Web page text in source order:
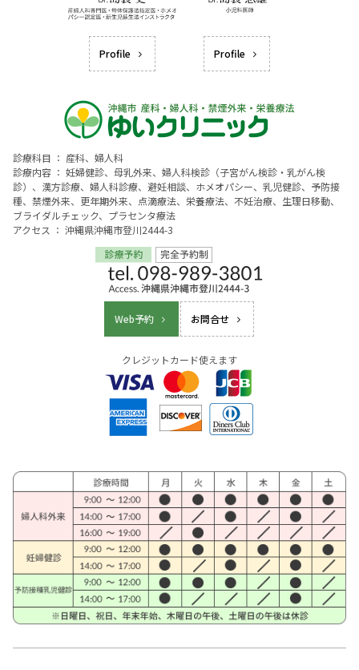
Profile Profile
診療科目 ： 産科、婦人科
診療内容 ： 妊婦健診、母乳外来、婦人科検診（子宮がん検診・乳がん検
診）、漢方診療、婦人科診療、避妊相談、ホメオパシー、乳児健診、予防接
種、禁煙外来、更年期外来、点滴療法、栄養療法、不妊治療、生理日移動、
ブライダルチェック、プラセンタ療法
アクセス ： 沖縄県沖縄市登川2444-3
Web予約 お問合せ
クレジットカード使えます